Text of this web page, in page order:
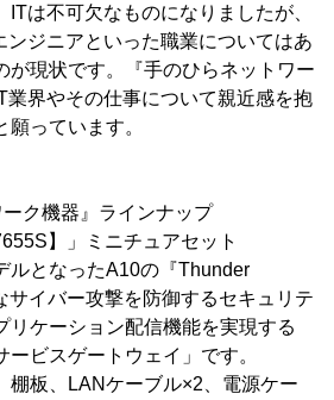
ITは不可欠なものになりましたが、
ンジニアといった職業についてはあ
が現状です。『手のひらネットワー
業界やその仕事について親近感を抱
願っています。
ク機器』ラインナップ
】」ミニチュアセット
ルとなったA10の『Thunder
サイバー攻撃を防御するセキュリテ
リケーション配信機能を実現する
ービスゲートウェイ」です。
棚板、LANケーブル×2、電源ケー